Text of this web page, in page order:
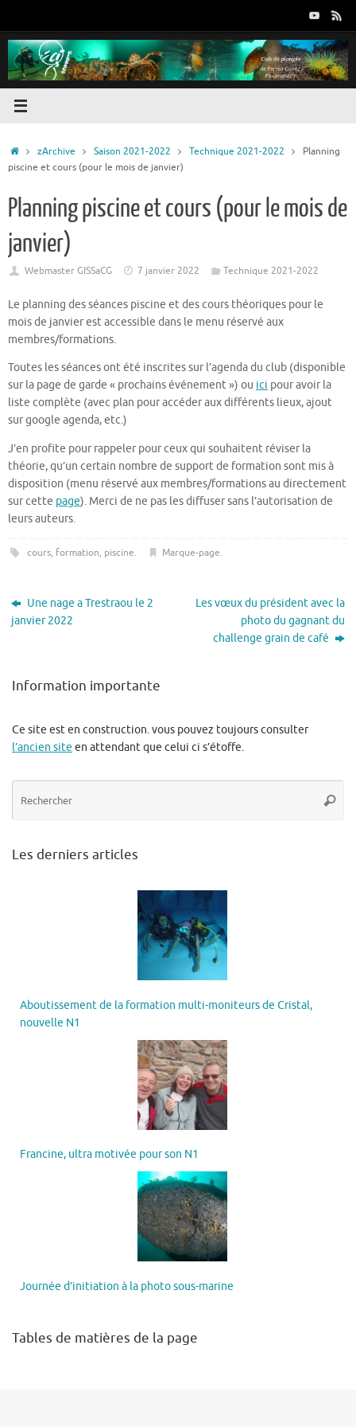
contenu
Accueil
zArchive Saison 2021-2022 Technique 2021-2022
Planning
piscine et cours (pour le mois de janvier)
Planning piscine et cours (pour le mois de
janvier)
Webmaster GISSaCG 7 janvier 2022 Technique 2021-2022
Le planning des séances piscine et des cours théoriques pour le
mois de janvier est accessible dans le menu réservé aux
membres/formations.
Toutes les séances ont été inscrites sur l’agenda du club (disponible
sur la page de garde « prochains événement ») ou ici pour avoir la
liste complète (avec plan pour accéder aux différents lieux, ajout
sur google agenda, etc.)
J’en profite pour rappeler pour ceux qui souhaitent réviser la
théorie, qu’un certain nombre de support de formation sont mis à
disposition (menu réservé aux membres/formations au directement
sur cette page). Merci de ne pas les diffuser sans l’autorisation de
leurs auteurs.
cours, formation, piscine. Marque-page.
Une nage a Trestraou le 2
janvier 2022
Les vœux du président avec la
photo du gagnant du
challenge grain de café
Information importante
Ce site est en construction. vous pouvez toujours consulter
l’ancien site en attendant que celui ci s’étoffe.
Les derniers articles
Aboutissement de la formation multi-moniteurs de Cristal,
nouvelle N1
Francine, ultra motivée pour son N1
Journée d’initiation à la photo sous-marine
Tables de matières de la page